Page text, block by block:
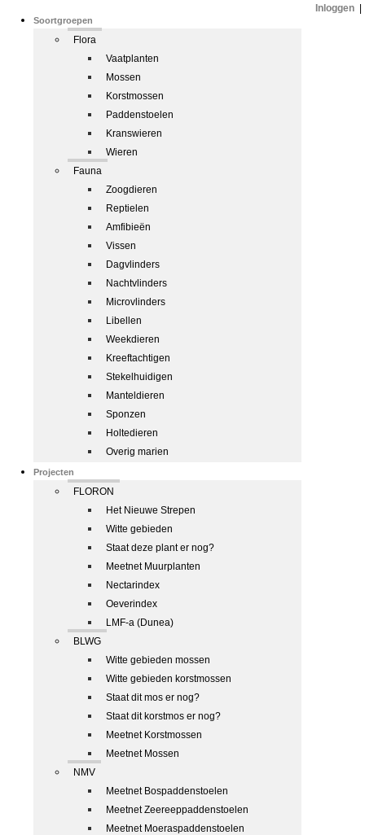
Soortgroepen
Flora
Vaatplanten
Mossen
Korstmossen
Paddenstoelen
Kranswieren
Wieren
Fauna
Zoogdieren
Reptielen
Amfibieën
Vissen
Dagvlinders
Nachtvlinders
Microvlinders
Libellen
Weekdieren
Kreeftachtigen
Stekelhuidigen
Manteldieren
Sponzen
Holtedieren
Overig marien
Projecten
FLORON
Het Nieuwe Strepen
Witte gebieden
Staat deze plant er nog?
Meetnet Muurplanten
Nectarindex
Oeverindex
LMF-a (Dunea)
BLWG
Witte gebieden mossen
Witte gebieden korstmossen
Staat dit mos er nog?
Staat dit korstmos er nog?
Meetnet Korstmossen
Meetnet Mossen
NMV
Meetnet Bospaddenstoelen
Meetnet Zeereeppaddenstoelen
Meetnet Moeraspaddenstoelen
Inloggen